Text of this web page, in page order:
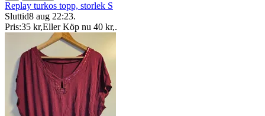
Replay turkos topp, storlek S
Sluttid8 aug 22:23.
Pris:35 kr,Eller Köp nu 40 kr,.